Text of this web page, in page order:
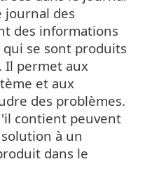
journal des
des informations
se sont produits
Il permet aux
et aux
des problèmes.
contient peuvent
à un
dans le